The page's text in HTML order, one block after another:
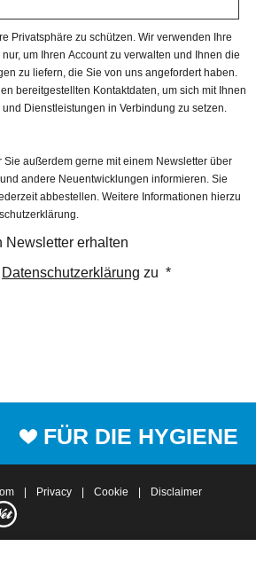
Privatsphäre zu schützen. Wir verwenden Ihre
um Ihren Account zu verwalten und Ihnen die
zu liefern, die Sie von uns angefordert haben.
bereitgestellten Kontaktdaten, um sich mit Ihnen
Dienstleistungen in Verbindung zu setzen.
Sie außerdem gerne mit einem Newsletter über
andere Neuentwicklungen informieren. Sie
abbestellen. Weitere Informationen hierzu
Newsletter erhalten
Datenschutzerklärung zu *
FÜR DIE HYGIENE
Privacy Cookie Disclaimer